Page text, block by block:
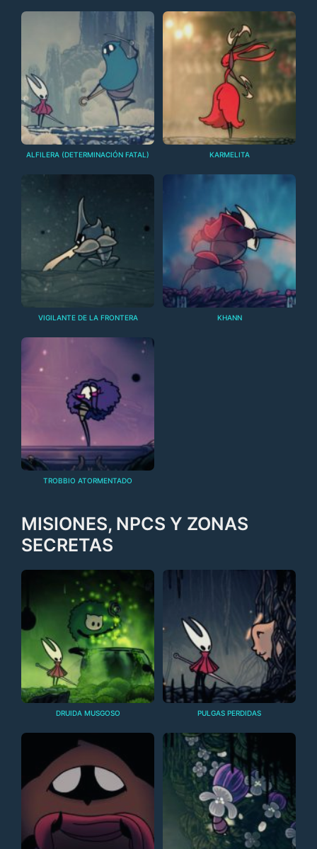
ALFILERA (DETERMINACIÓN FATAL) KARMELITA
VIGILANTE DE LA FRONTERA KHANN
TROBBIO ATORMENTADO
MISIONES, NPCS Y ZONAS
SECRETAS
DRUIDA MUSGOSO PULGAS PERDIDAS